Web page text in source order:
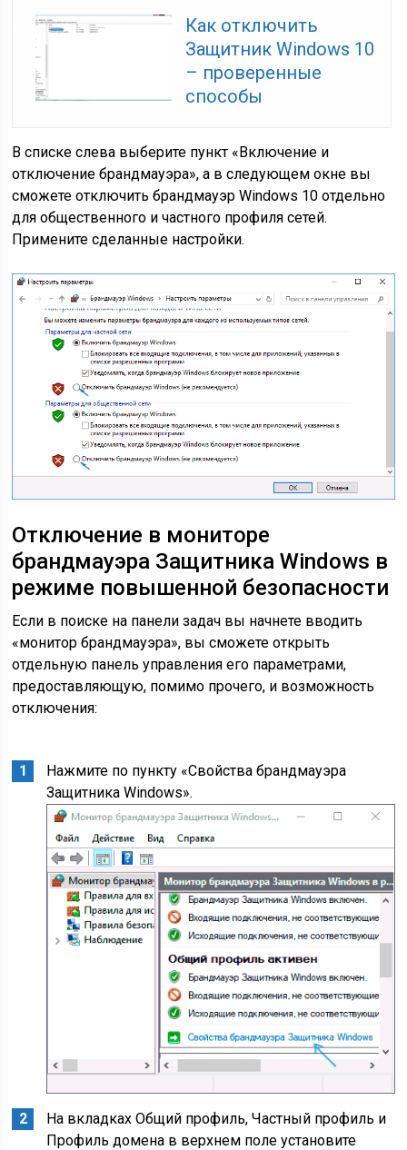
Как отключить
Защитник Windows 10
– проверенные
способы
В списке слева выберите пункт «Включение и
отключение брандмауэра», а в следующем окне вы
сможете отключить брандмауэр Windows 10 отдельно
для общественного и частного профиля сетей.
Примените сделанные настройки.
Отключение в мониторе
брандмауэра Защитника Windows в
режиме повышенной безопасности
Если в поиске на панели задач вы начнете вводить
«монитор брандмауэра», вы сможете открыть
отдельную панель управления его параметрами,
предоставляющую, помимо прочего, и возможность
отключения:
Нажмите по пункту «Свойства брандмауэра
Защитника Windows».
На вкладках Общий профиль, Частный профиль и
Профиль домена в верхнем поле установите